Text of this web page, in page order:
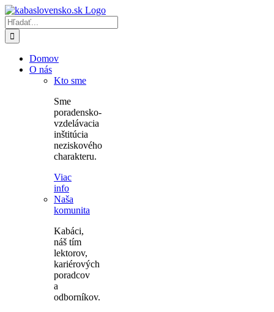
Skip
to
content
Hľadať:
Domov
O nás
Kto sme
Sme
poradensko-
vzdelávacia
inštitúcia
neziskového
charakteru.
Viac
info
Naša
komunita
Kabáci,
náš tím
lektorov,
kariérových
poradcov
a
odborníkov.